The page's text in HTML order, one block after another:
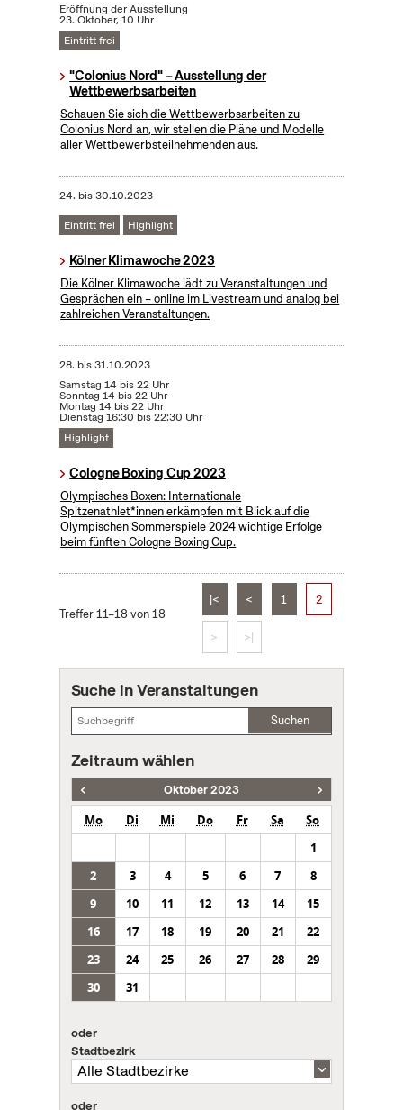
Eröffnung der Ausstellung
23. Oktober, 10 Uhr
Eintritt frei
"Colonius Nord" – Ausstellung der
Wettbewerbsarbeiten
Schauen Sie sich die Wettbewerbsarbeiten zu
Colonius Nord an, wir stellen die Pläne und Modelle
aller Wettbewerbsteilnehmenden aus.
24. bis30.10.2023
Eintritt frei Highlight
Kölner Klimawoche 2023
Die Kölner Klimawoche lädt zu Veranstaltungen und
Gesprächen ein – online im Livestream und analog bei
zahlreichen Veranstaltungen.
28. bis31.10.2023
Samstag 14 bis 22 Uhr
Sonntag 14 bis 22 Uhr
Montag 14 bis 22 Uhr
Dienstag 16:30 bis 22:30 Uhr
Highlight
Cologne Boxing Cup 2023
Olympisches Boxen: Internationale
Spitzenathlet*innen erkämpfen mit Blick auf die
Olympischen Sommerspiele 2024 wichtige Erfolge
beim fünften Cologne Boxing Cup.
Treffer 11–18 von 18
|< < 1 2
> >|
Suche in Veranstaltungen
Suchen
Zeitraum wählen
Oktober 2023
Mo Di Mi Do Fr Sa
So
1
2
3 4 5 6 7
8
9
10 11 12 13 14
15
16
17 18 19 20 21
22
23
24 25 26 27 28
29
30
31
oder
Stadtbezirk
oder